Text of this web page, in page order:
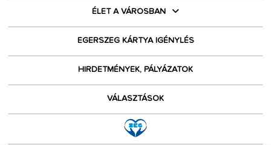
ÉLET A VÁROSBAN
EGERSZEG KÁRTYA IGÉNYLÉS
HIRDETMÉNYEK, PÁLYÁZATOK
VÁLASZTÁSOK